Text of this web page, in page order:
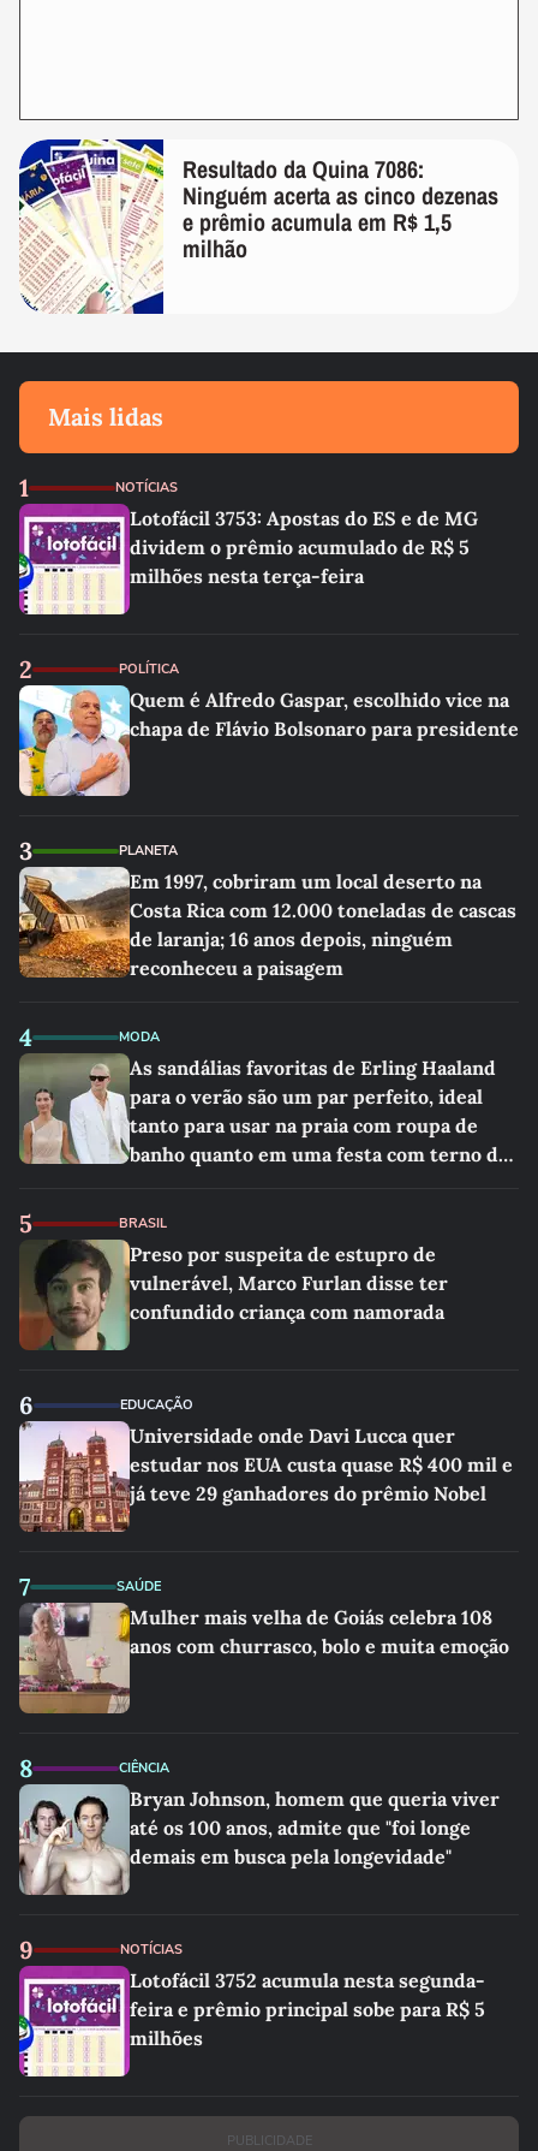
Resultado da Quina 7086:
Ninguém acerta as cinco dezenas
e prêmio acumula em R$ 1,5
milhão
Mais lidas
1 NOTÍCIAS
Lotofácil 3753: Apostas do ES e de MG
dividem o prêmio acumulado de R$ 5
milhões nesta terça-feira
2 POLÍTICA
Quem é Alfredo Gaspar, escolhido vice na
chapa de Flávio Bolsonaro para presidente
3 PLANETA
Em 1997, cobriram um local deserto na
Costa Rica com 12.000 toneladas de cascas
de laranja; 16 anos depois, ninguém
reconheceu a paisagem
4 MODA
As sandálias favoritas de Erling Haaland
para o verão são um par perfeito, ideal
tanto para usar na praia com roupa de
banho quanto em uma festa com terno de
5 BRASIL
Preso por suspeita de estupro de
vulnerável, Marco Furlan disse ter
confundido criança com namorada
6 EDUCAÇÃO
Universidade onde Davi Lucca quer
estudar nos EUA custa quase R$ 400 mil e
já teve 29 ganhadores do prêmio Nobel
7 SAÚDE
Mulher mais velha de Goiás celebra 108
anos com churrasco, bolo e muita emoção
8 CIÊNCIA
Bryan Johnson, homem que queria viver
até os 100 anos, admite que "foi longe
demais em busca pela longevidade"
9 NOTÍCIAS
Lotofácil 3752 acumula nesta segunda-
feira e prêmio principal sobe para R$ 5
milhões
PUBLICIDADE